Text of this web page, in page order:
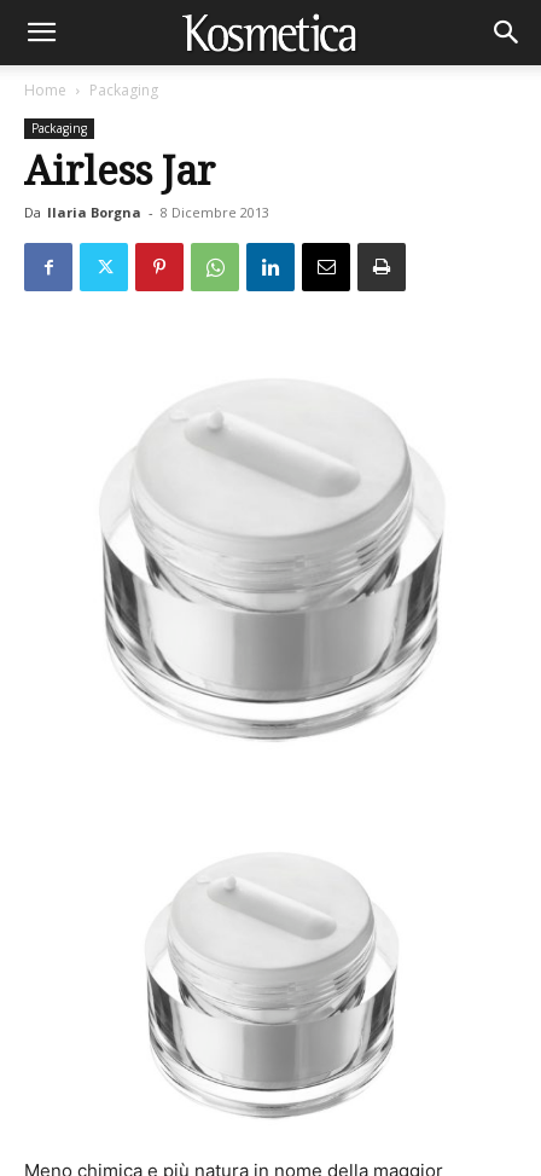
Home Packaging
Packaging
Airless Jar
Da Ilaria Borgna - 8 Dicembre 2013
Meno chimica e più natura in nome della maggior